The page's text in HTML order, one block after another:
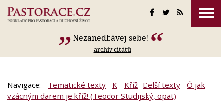
Nezanedbávej sebe!
-archív citátů
Navigace: Tematické texty K Kříž Delší texty
Ó jak
vzácným darem je kříž! (Teodor Studijský, opat)